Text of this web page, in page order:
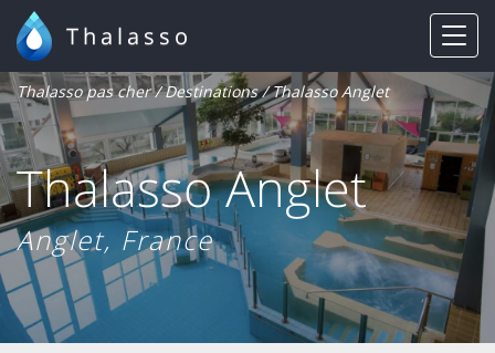
Thalasso
Thalasso Anglet
Anglet, France
Thalasso pas cher/Destinations/ Thalasso Anglet